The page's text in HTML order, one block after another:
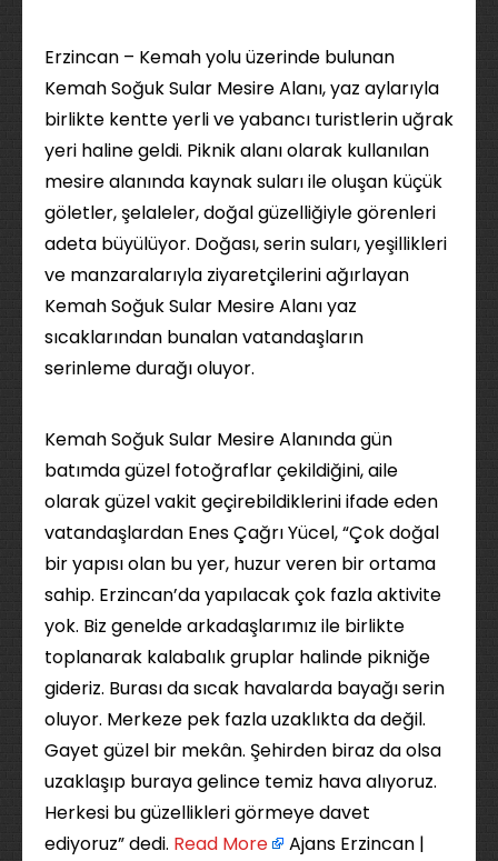
Erzincan – Kemah yolu üzerinde bulunan
Kemah Soğuk Sular Mesire Alanı, yaz aylarıyla
birlikte kentte yerli ve yabancı turistlerin uğrak
yeri haline geldi. Piknik alanı olarak kullanılan
mesire alanında kaynak suları ile oluşan küçük
göletler, şelaleler, doğal güzelliğiyle görenleri
adeta büyülüyor. Doğası, serin suları, yeşillikleri
ve manzaralarıyla ziyaretçilerini ağırlayan
Kemah Soğuk Sular Mesire Alanı yaz
sıcaklarından bunalan vatandaşların
serinleme durağı oluyor.
Kemah Soğuk Sular Mesire Alanında gün
batımda güzel fotoğraflar çekildiğini, aile
olarak güzel vakit geçirebildiklerini ifade eden
vatandaşlardan Enes Çağrı Yücel, “Çok doğal
bir yapısı olan bu yer, huzur veren bir ortama
sahip. Erzincan’da yapılacak çok fazla aktivite
yok. Biz genelde arkadaşlarımız ile birlikte
toplanarak kalabalık gruplar halinde pikniğe
gideriz. Burası da sıcak havalarda bayağı serin
oluyor. Merkeze pek fazla uzaklıkta da değil.
Gayet güzel bir mekân. Şehirden biraz da olsa
uzaklaşıp buraya gelince temiz hava alıyoruz.
Herkesi bu güzellikleri görmeye davet
ediyoruz” dedi. ​ Read More
Ajans Erzincan |